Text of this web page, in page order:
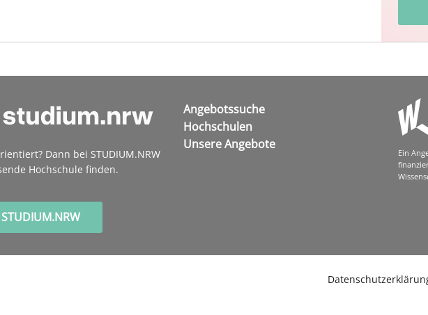
Dann bei STUDIUM.NRW
Hochschule finden.
Angebotssuche
Hochschulen
Unsere Angebote
Ein